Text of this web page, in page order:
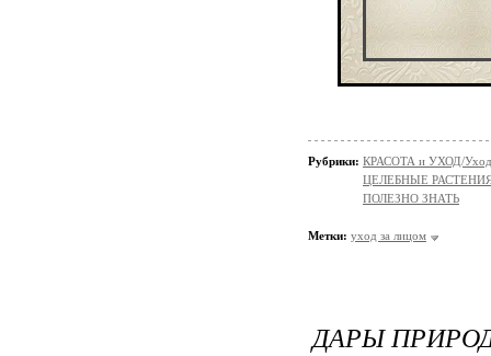
Рубрики: КРАСОТА и УХОД/Уход
ЦЕЛЕБНЫЕ
ПОЛЕЗНО ЗНАТЬ
Метки: уход за лицом
ДАРЫ